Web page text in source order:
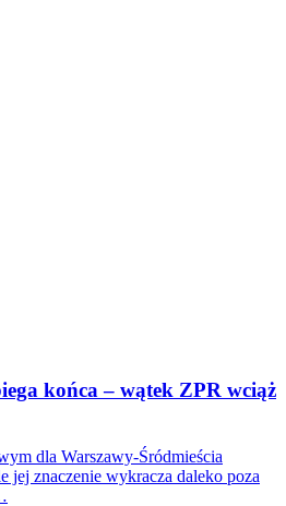
końca – wątek ZPR wciąż
dla Warszawy-Śródmieścia
jej znaczenie wykracza daleko poza